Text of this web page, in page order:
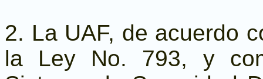
2. La UAF, de acuerdo
la Ley No. 793, y